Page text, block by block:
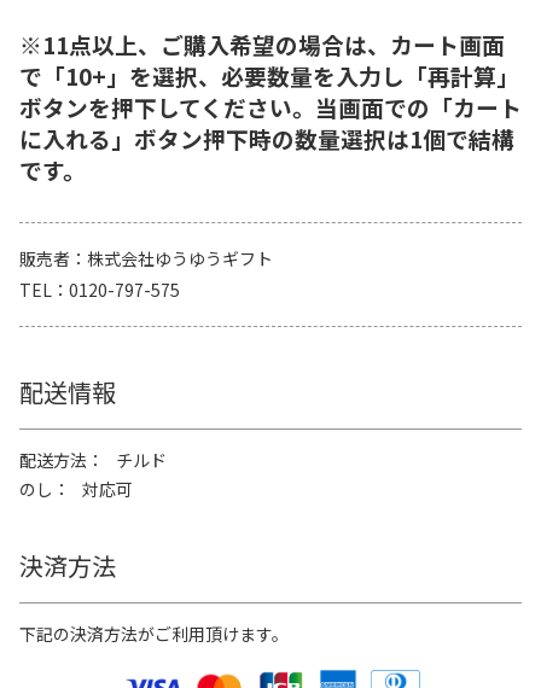
※11点以上、ご購入希望の場合は、カート画面
で「10+」を選択、必要数量を入力し「再計算」
ボタンを押下してください。当画面での「カート
に入れる」ボタン押下時の数量選択は1個で結構
です。
販売者
株式会社ゆうゆうギフト
TEL
0120-797-575
配送情報
配送方法
チルド
のし
対応可
決済方法
下記の決済方法がご利用頂けます。